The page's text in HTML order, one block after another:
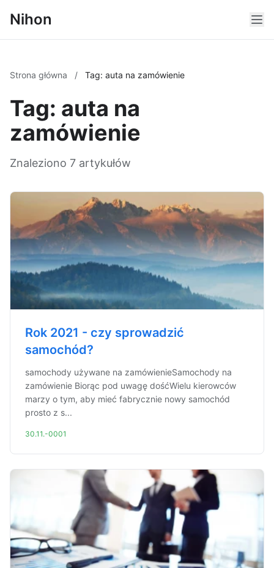
Nihon
Strona główna / Tag: auta na zamówienie
Tag: auta na
zamówienie
Znaleziono 7 artykułów
Rok 2021 - czy sprowadzić
samochód?
samochody używane na zamówienieSamochody na
zamówienie Biorąc pod uwagę dośćWielu kierowców
marzy o tym, aby mieć fabrycznie nowy samochód
prosto z s...
30.11.-0001